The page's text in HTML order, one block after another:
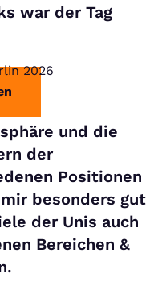
war der Tag
2026
und die
der
Positionen
besonders gut
der Unis auch
Bereichen &